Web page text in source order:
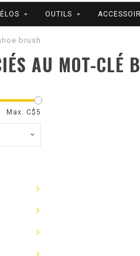
OUTILS
brush
AU MOT-CLÉ
Max: C$5